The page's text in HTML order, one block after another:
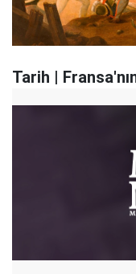
Tarih |